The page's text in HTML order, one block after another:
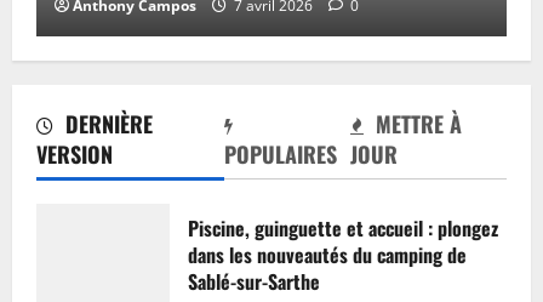
DERNIÈRE
VERSION
POPULAIRES
METTRE À
JOUR
Piscine, guinguette et accueil : plongez
dans les nouveautés du camping de
Sablé-sur-Sarthe
Anthony Campos 7 avril 2026 0